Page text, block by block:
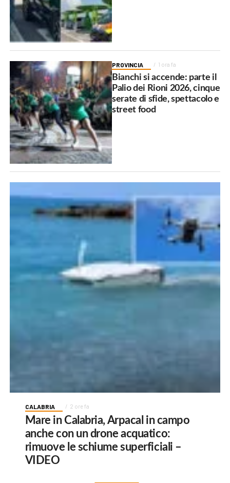
PROVINCIA 1 ora fa
Bianchi si accende: parte il
Palio dei Rioni 2026, cinque
serate di sfide, spettacolo e
street food
CALABRIA 2 ore fa
Mare in Calabria, Arpacal in campo
anche con un drone acquatico:
rimuove le schiume superficiali –
VIDEO